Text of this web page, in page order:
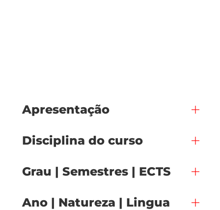
Apresentação
Disciplina do curso
Grau | Semestres | ECTS
Ano | Natureza | Lingua